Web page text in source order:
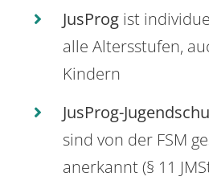
JusProg ist
alle Altersstufen,
Kindern
JusProg-
sind von der FSM
anerkannt (§ 11